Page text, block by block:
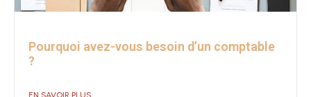
Pourquoi avez-vous besoin d’un comptable
?
EN SAVOIR PLUS